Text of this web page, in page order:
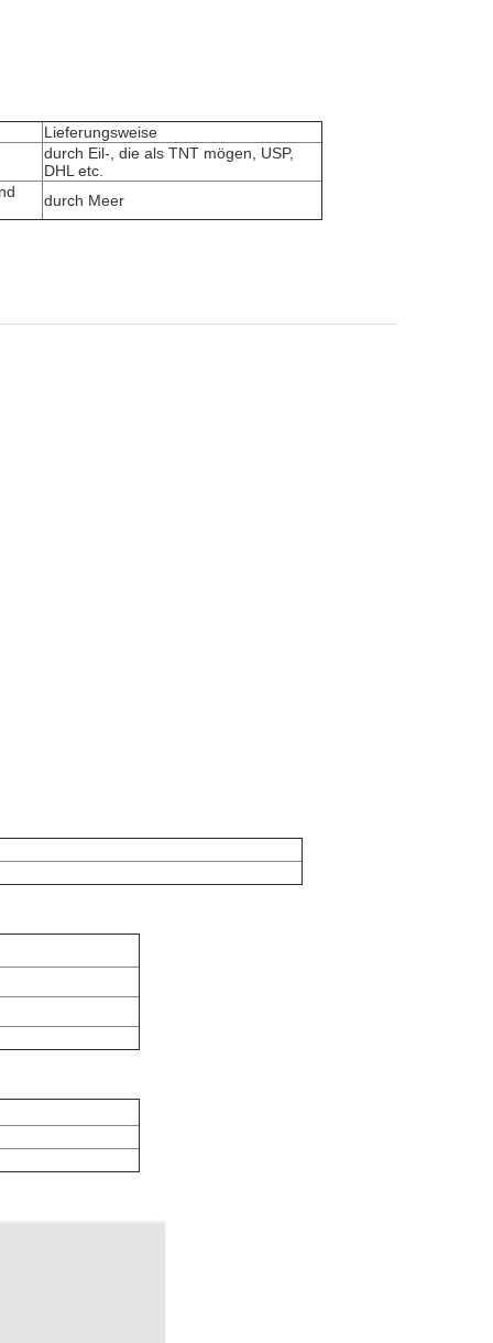
Lieferungsweise
durch Eil-, die als TNT mögen, USP,
DHL etc.
durch Meer